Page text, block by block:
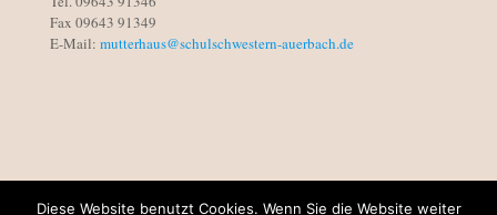
Fax 09643 91349
E-Mail: mutterhaus@schulschwestern-auerbach.de
Diese Website benutzt Cookies. Wenn Sie die Website weiter